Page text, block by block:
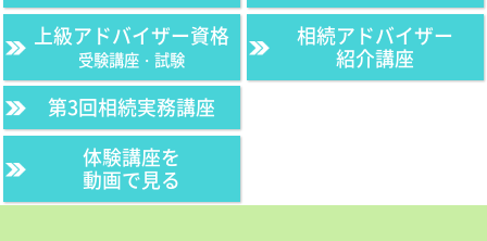
上級アドバイザー資格
受験講座・試験
第3回相続実務講座
相続アドバイザー
紹介講座
体験講座を
動画で見る